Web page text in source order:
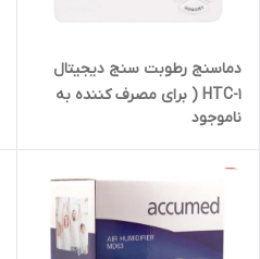
دماسنج رطوبت سنج دیجیتال
HTC-1 ( برای مصرف کننده به
قیمت عمده )
ناموجود